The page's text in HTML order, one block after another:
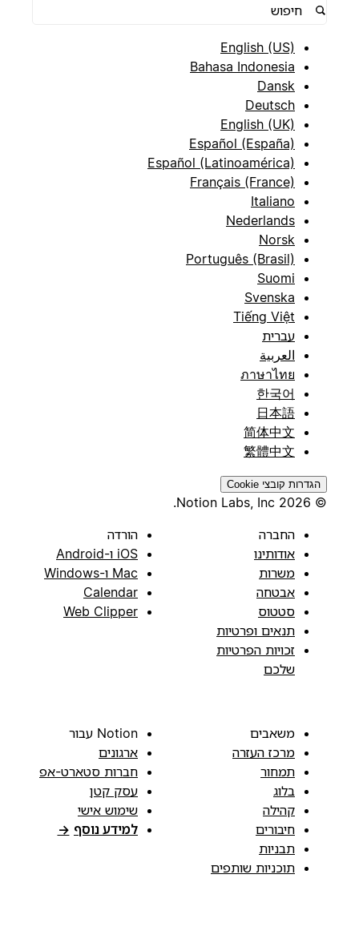
English (US)
Bahasa Indonesia
Dansk
Deutsch
English (UK)
Español (España)
Español (Latinoamérica)
Français (France)
Italiano
Nederlands
Norsk
Português (Brasil)
Suomi
Svenska
Tiếng Việt
עברית
العربية
ภาษาไทย
한국어
日本語
简体中文
繁體中文
הגדרות קובצי Cookie
החברה
אודותינו
משרות
אבטחה
סטטוס
תנאים ופרטיות
זכויות הפרטיות
שלכם
הורדה
iOS ו-Android
Mac ו-Windows
Calendar
Web Clipper
משאבים
מרכז העזרה
תמחור
בלוג
קהילה
חיבורים
תבניות
תוכניות שותפים
Notion עבור
ארגונים
חברות סטארט-אפ
עסק קטן
שימוש אישי
למידע נוסף →